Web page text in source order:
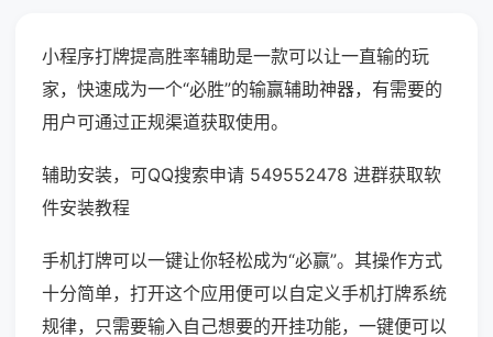
小程序打牌提高胜率辅助是一款可以让一直输的玩
家，快速成为一个“必胜”的输赢辅助神器，有需要的
用户可通过正规渠道获取使用。
辅助安装，可QQ搜索申请 549552478 进群获取软
件安装教程
手机打牌可以一键让你轻松成为“必赢”。其操作方式
十分简单，打开这个应用便可以自定义手机打牌系统
规律，只需要输入自己想要的开挂功能，一键便可以